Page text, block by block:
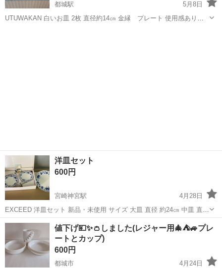
都城駅
5月8日
UTUWAKAN 白いお皿 2枚 直径約14㎝ 金縁 プレート 使用感あり
洋皿セット
600円
宮崎神宮駅
4月28日
EXCEED 洋皿セット 新品・未使用 サイズ 大皿 直径 約24㎝ 中皿 直径
約17㎝
宮崎 宮崎市 宮崎神宮駅 食器
値下げ💴✨👛しました(レジャー用🎄⛺🚙プレ
ートとカップ)
600円
都城市
4月24日